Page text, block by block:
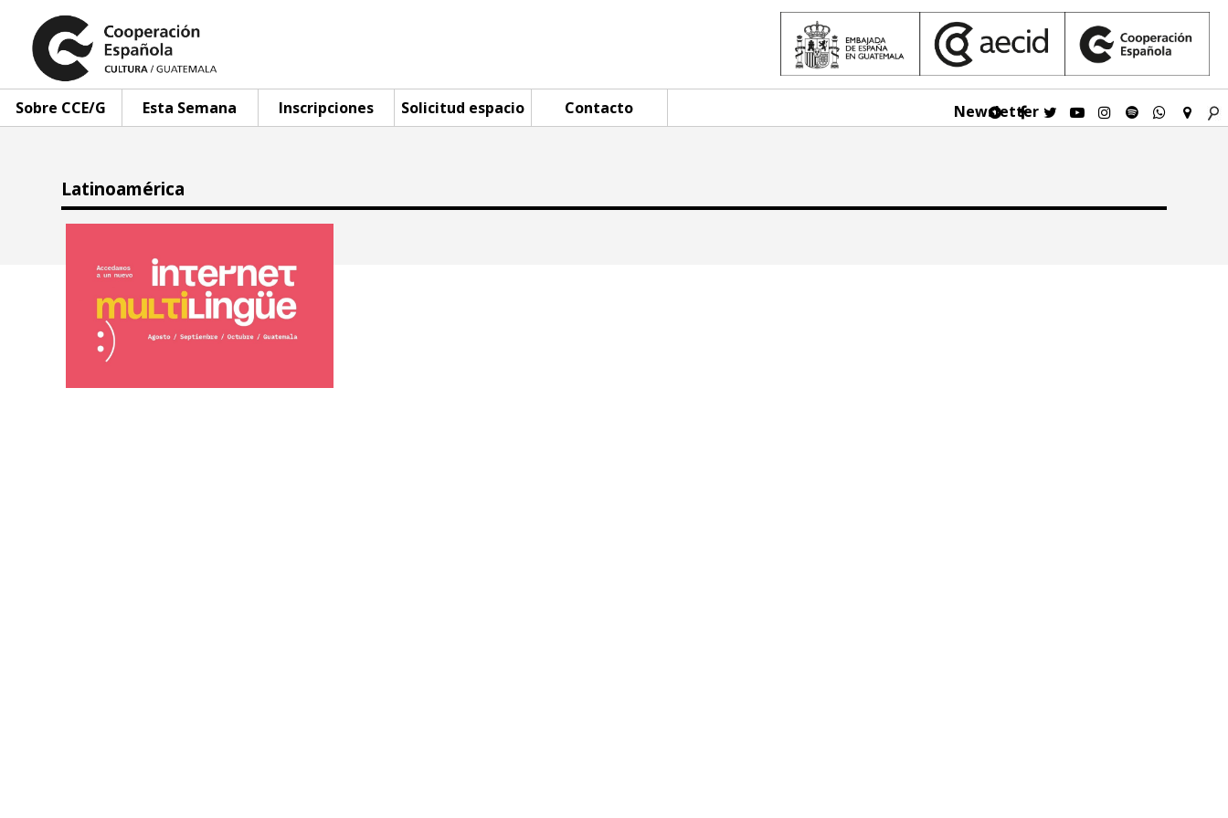
Sobre CCE/G Esta Semana Inscripciones Solicitud espacio Contacto Newsletter
Latinoamérica